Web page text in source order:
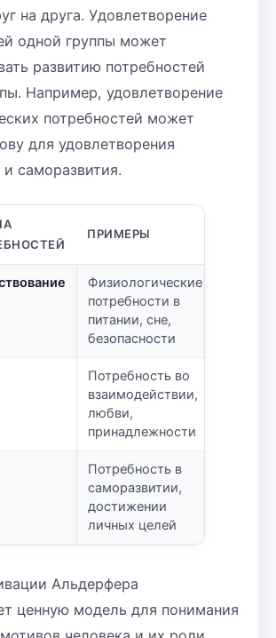
на друга. Удовлетворение
одной группы может
развитию потребностей
Например, удовлетворение
потребностей может
для удовлетворения
саморазвития.
ПРИМЕРЫ
Физиологические
потребности в
питании, сне,
безопасности
Потребность во
взаимодействии,
любви,
принадлежности
Потребность в
саморазвитии,
достижении
личных целей
Альдерфера
ценную модель для понимания